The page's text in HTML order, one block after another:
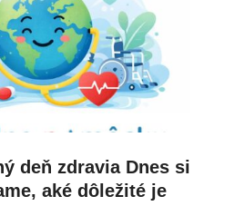
deň zdravia Dnes si
aké dôležité je